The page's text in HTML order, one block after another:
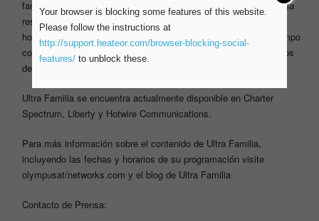
familiar, la jefa de cientos de trabajadores. Tendrá que enfrentar la
resiliencia de ser la cabeza de un imperio dominado siempre por
hombres. Ella no puede esperar menos – es una ejecutiva a tiempo
completo, sólo que no tendrá nada bajo control y estará muy lejos
de tener una vida normal.
Ultra Familia se encuentra actualmente disponible en Charter
Spectrum, Liberty y Hotwire Communications.
Para más información sobre el contenido de Ultra Familia,
incluyendo las fechas y horarios de su programación visite
olympusat/networks.com y elblog de Ultra Familia
Contacto de Prensa:
Your browser is blocking some features of this website.
Please follow the instructions at
http://support.heateor.com/browser-blocking-social-
features/to unblock these.